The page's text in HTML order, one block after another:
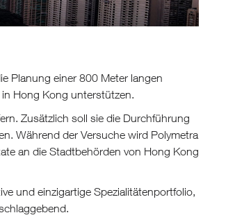
Planung einer 800 Meter langen
Hong Kong unterstützen.
Zusätzlich soll sie die Durchführung
Während der Versuche wird Polymetra
an die Stadtbehörden von Hong Kong
und einzigartige Spezialitätenportfolio,